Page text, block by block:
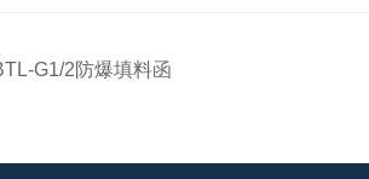
G1/2防爆填料函